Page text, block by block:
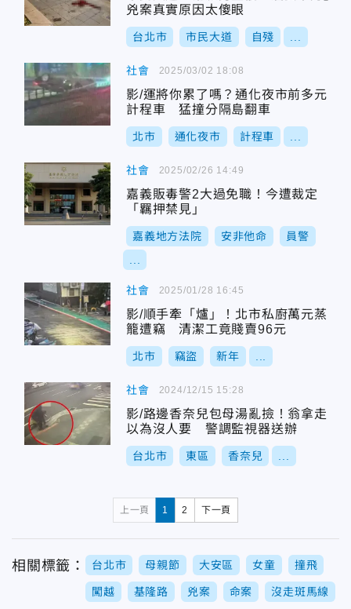
兇案真實原因太傻眼
台北市 市民大道 自殘
社會
影/運將你累了嗎？通化夜市前多元
計程車 猛撞分隔島翻車
北市 通化夜市 計程車
2025/03/02 18:08
社會
嘉義販毒警2大過免職！今遭裁定
「羈押禁見」
嘉義地方法院 安非他命 員警
2025/02/26 14:49
社會
影/順手牽「爐」！北市私廚萬元蒸
籠遭竊 清潔工竟賤賣96元
北市 竊盜 新年
2025/01/28 16:45
社會
影/路邊香奈兒包母湯亂撿！翁拿走
以為沒人要 警調監視器送辦
台北市 東區 香奈兒
2024/12/15 15:28
上一頁 1 2 下一頁
相關標籤： 台北市 母親節 大安區 女童 撞飛
闖越 基隆路 兇案 命案 沒走斑馬線